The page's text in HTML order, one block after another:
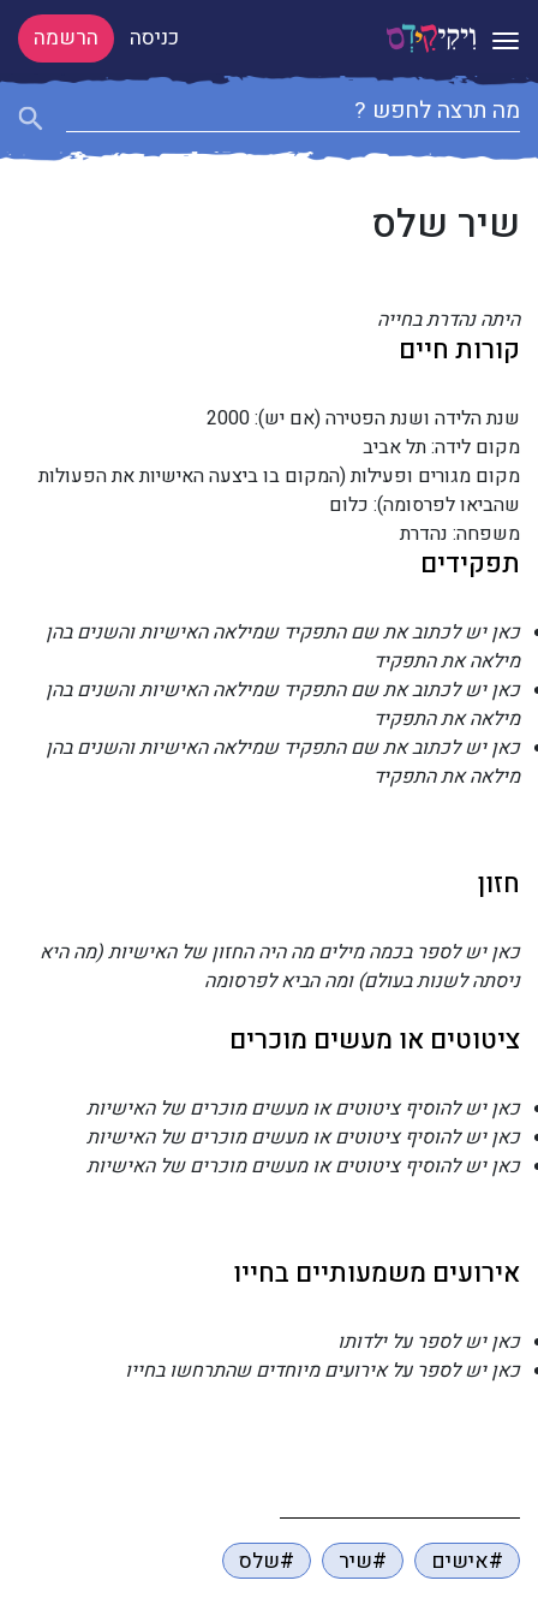
Toggle navigation כניסה הרשמה
שיר שלס
היתה נהדרת בחייה
קורות חיים
שנת הלידה ושנת הפטירה (אם יש): 2000
מקום לידה: תל אביב
מקום מגורים ופעילות (המקום בו ביצעה האישיות את הפעולות
שהביאו לפרסומה): כלום
משפחה: נהדרת
תפקידים
כאן יש לכתוב את שם התפקיד שמילאה האישיות והשנים בהן
מילאה את התפקיד
כאן יש לכתוב את שם התפקיד שמילאה האישיות והשנים בהן
מילאה את התפקיד
כאן יש לכתוב את שם התפקיד שמילאה האישיות והשנים בהן
מילאה את התפקיד
חזון
כאן יש לספר בכמה מילים מה היה החזון של האישיות (מה היא
ניסתה לשנות בעולם) ומה הביא לפרסומה
ציטוטים או מעשים מוכרים
כאן יש להוסיף ציטוטים או מעשים מוכרים של האישיות
כאן יש להוסיף ציטוטים או מעשים מוכרים של האישיות
כאן יש להוסיף ציטוטים או מעשים מוכרים של האישיות
אירועים משמעותיים בחייו
כאן יש לספר על ילדותו
כאן יש לספר על אירועים מיוחדים שהתרחשו בחייו
#אישים #שיר #שלס